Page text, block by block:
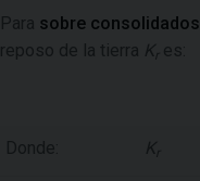
Para sobre consolidados
reposo de la tierra Kr es:
Donde: Kr